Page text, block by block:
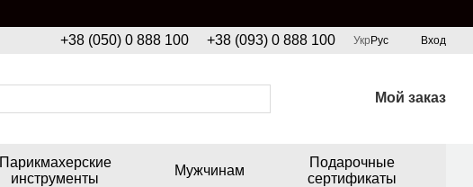
+38 (050) 0 888 100 +38 (093) 0 888 100 Укр Рус Вход
Мой заказ
Парикмахерские
инструменты
Мужчинам
Подарочные
сертификаты